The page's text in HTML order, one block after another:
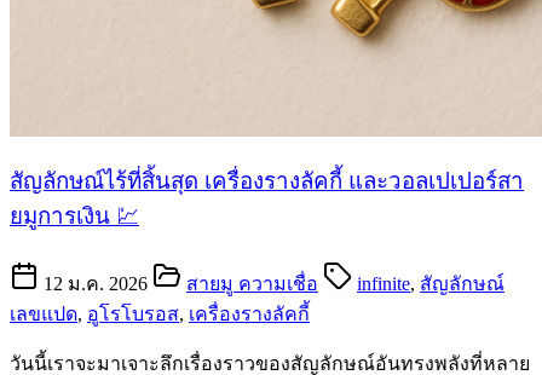
สัญลักษณ์ไร้ที่สิ้นสุด เครื่องรางลัคกี้ และวอลเปเปอร์สา
ยมูการเงิน 💹
12 ม.ค. 2026 สายมู ความเชื่อ infinite, สัญลักษณ์
เลขแปด, อูโรโบรอส, เครื่องรางลัคกี้
วันนี้เราจะมาเจาะลึกเรื่องราวของสัญลักษณ์อันทรงพลังที่หลาย